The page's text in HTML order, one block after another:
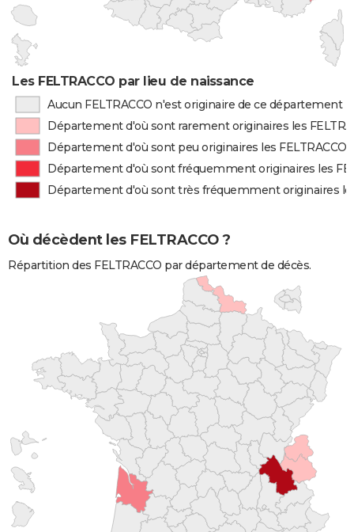
Les FELTRACCO par lieu de naissance
Aucun FELTRACCO n'est originaire de ce département
Département d'où sont rarement originaires les
Département d'où sont peu originaires les FELTRACCO
Département d'où sont fréquemment originaires les
Département d'où sont très fréquemment originaires
Où décèdent les FELTRACCO ?
Répartition des FELTRACCO par département de décès.